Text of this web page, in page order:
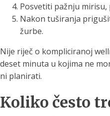
Posvetiti pažnju mirisu,
Nakon tuširanja
žurbe.
Nije riječ o kompliciranoj
deset minuta u kojima ne
ni planirati.
Koliko često